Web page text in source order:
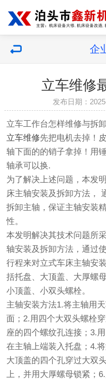
企
立车维修
发布日期：
立车工作台怎样维修与拆卸
立车维修先把电机去掉！
轴下面的的销子拿掉！用
轴承可以换.
为了解决上述问题，本发
床主轴安装及拆卸方法，
拆卸主轴，保证主轴安装
性。
本发明解决其技术问题所
轴安装及拆卸方法，通过
行程来对立式车床主轴安
括托盘、大顶盖、大厚螺
小顶盖、小双头螺栓。
主轴安装方法1.将主轴用
面；2.用四个大双头螺栓
座的四个螺纹孔连接；3.
在主轴上端装入托盘；4.
大顶盖的四个孔穿过大双
上，并用大厚螺母锁紧；